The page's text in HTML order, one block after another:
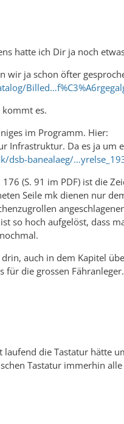
hatte ich Dir ja noch
wir ja schon öfter
es.
im Programm. Hier:
Infrastruktur. Da es ja um
dsb-banealaeg/
(S. 91 im PDF) ist die
Seile mk dienen nur
so hoch aufgelöst, dass
auch in dem Kapitel
für die grossen
laufend die Tastatur hätte
Tastatur immerhin